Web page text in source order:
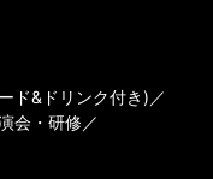
ド&ドリンク付き)
会・研修